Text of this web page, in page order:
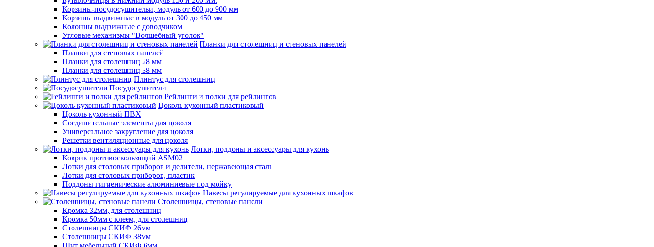
Корзины-посудосушительи, модуль от 600 до 900 мм
Корзины выдвижные в модуль от 300 до 450 мм
Колонны выдвижные с доводчиком
Угловые механизмы "Волшебный уголок"
Планки для столешниц и стеновых панелей
Планки для стеновых панелей
Планки для столешниц 28 мм
Планки для столешниц 38 мм
Плинтус для столешниц
Посудосушители
Рейлинги и полки для рейлингов
Цоколь кухонный пластиковый
Цоколь кухонный ПВХ
Соединительные элементы для цоколя
Универсальное закругление для цоколя
Решетки вентиляционные для цоколя
Лотки, поддоны и аксессуары для кухонь
Коврик противоскользящий ASM02
Лотки для столовых приборов и делители, нержавеющая сталь
Лотки для столовых приборов, пластик
Поддоны гигиенические алюминиевые под мойку
Навесы регулируемые для кухонных шкафов
Столешницы, стеновые панели
Кромка 32мм, для столешниц
Кромка 50мм с клеем, для столешниц
Столешницы СКИФ 26мм
Столешницы СКИФ 38мм
Щит мебельный СКИФ 6мм